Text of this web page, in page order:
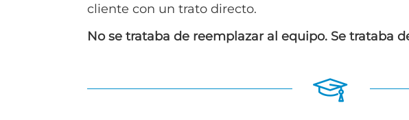
cliente con un trato directo.
No se trataba de reemplazar al equipo. Se trataba